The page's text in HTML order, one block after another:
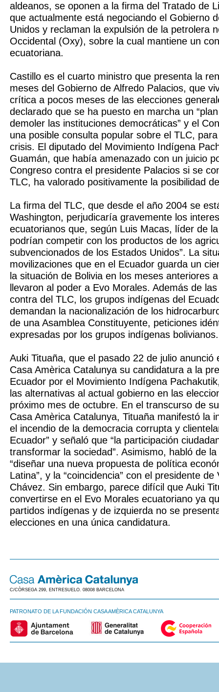
aldeanos, se oponen a la firma del Tratado de
que actualmente está negociando el Gobierno
Unidos y reclaman la expulsión de la petrolera
Occidental (Oxy), sobre la cual mantiene un
ecuatoriana.
Castillo es el cuarto ministro que presenta la
meses del Gobierno de Alfredo Palacios, que
crítica a pocos meses de las elecciones
declarado que se ha puesto en marcha un
demoler las instituciones democráticas” y el
una posible consulta popular sobre el TLC,
crisis. El diputado del Movimiento Indígena
Guamán, que había amenazado con un juicio
Congreso contra el presidente Palacios si se
TLC, ha valorado positivamente la posibilidad
La firma del TLC, que desde el año 2004 se
Washington, perjudicaría gravemente los
ecuatorianos que, según Luis Macas, líder de
podrían competir con los productos de los
subvencionados de los Estados Unidos”. La
movilizaciones que en el Ecuador guarda un
la situación de Bolivia en los meses anteriores
llevaron al poder a Evo Morales. Además de
contra del TLC, los grupos indígenas del
demandan la nacionalización de los
de una Asamblea Constituyente, peticiones
expresadas por los grupos indígenas bolivianos.
Auki Tituaña, que el pasado 22 de julio anunció
Casa Amèrica Catalunya su candidatura a la
Ecuador por el Movimiento Indígena
las alternativas al actual gobierno en las
próximo mes de octubre. En el transcurso de
Casa Amèrica Catalunya, Tituaña manifestó la
el incendio de la democracia corrupta y
Ecuador” y señaló que “la participación
transformar la sociedad”. Asimismo, habló de
“diseñar una nueva propuesta de política
Latina”, y la “coincidencia” con el presidente de
Chávez. Sin embargo, parece difícil que Auki
convertirse en el Evo Morales ecuatoriano ya
partidos indígenas y de izquierda no se
elecciones en una única candidatura.
C/CÒRSEGA 299, ENTRESUELO. 08008 BARCELONA
PATRONATO DE LA FUNDACIÓN CASA AMÈRICA CATALUNYA